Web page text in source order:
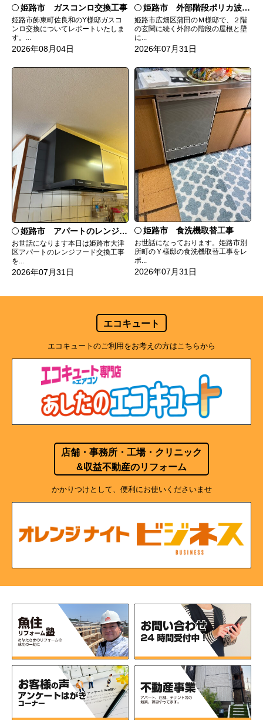
姫路市 ガスコンロ交換工事
姫路市飾東町佐良和のY様邸ガスコ
ンロ交換についてレポートいたしま
す。...
2026年08月04日
姫路市 外部階段ポリカ波板張替工事
姫路市広畑区蒲田のＭ様邸で、２階
の玄関に続く外部の階段の屋根と壁
に...
2026年07月31日
姫路市 アパートのレンジフード交換
お世話になります本日は姫路市大津
区アパートのレンジフード交換工事
を...
2026年07月31日
姫路市 食洗機取替工事
お世話になっております。姫路市別
所町のＹ様邸の食洗機取替工事をレ
ポ...
2026年07月31日
エコキュート
エコキュートのご利用をお考えの方はこちらから
店舗・事務所・工場・クリニック
&収益不動産のリフォーム
かかりつけとして、便利にお使いくださいませ